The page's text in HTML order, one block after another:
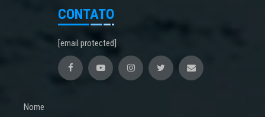
CONTATO
[email protected]
Nome